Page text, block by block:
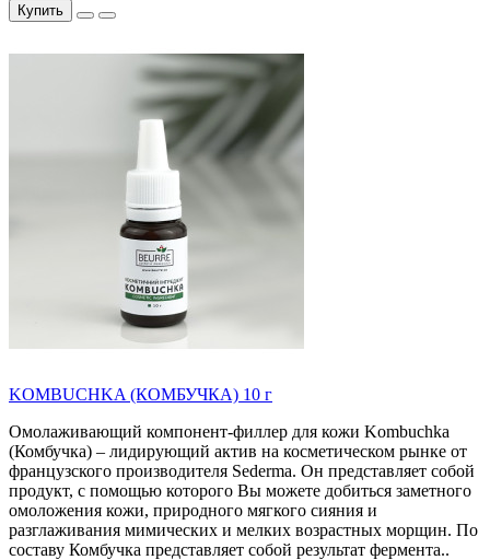
Купить
KOMBUCHKA (КОМБУЧКА) 10 г
Омолаживающий компонент-филлер для кожи Kombuchka
(Комбучка) – лидирующий актив на косметическом рынке от
французского производителя Sederma. Он представляет собой
продукт, с помощью которого Вы можете добиться заметного
омоложения кожи, природного мягкого сияния и
разглаживания мимических и мелких возрастных морщин. По
составу Комбучка представляет собой результат фермента..